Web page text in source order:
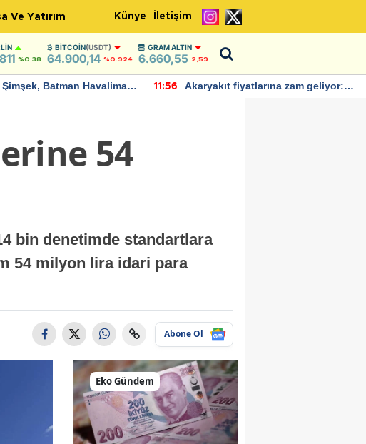
Ve Yatırım Künye İletişim
%0.38
BITCOIN(USDT)
64.900,14 %0.924
GRAM ALTIN
6.660,55 2,59
Batman Havalimanı
11:56
Akaryakıt fiyatlarına zam geliyor:
54
bin denetimde standartlara
54 milyon lira idari para
Abone Ol
Eko Gündem